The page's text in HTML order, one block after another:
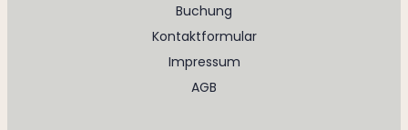
Buchung
Kontaktformular
Impressum
AGB